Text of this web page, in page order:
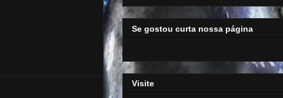
Se gostou curta nossa página
Visite